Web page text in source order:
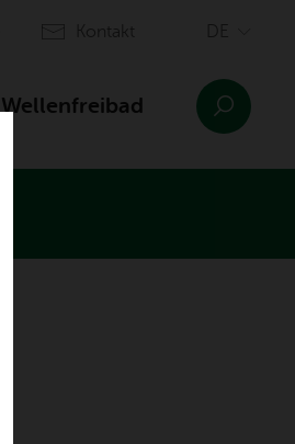
Kon­takt
Wel­len­frei­bad